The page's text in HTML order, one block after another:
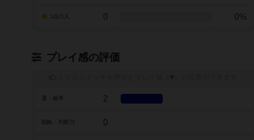
0 0%
プレイ感の評価
※
2
0